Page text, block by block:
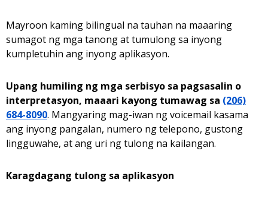
Mayroon kaming bilingual na tauhan na maaaring
sumagot ng mga tanong at tumulong sa inyong
kumpletuhin ang inyong aplikasyon.
Upang humiling ng mga serbisyo sa pagsasalin o
interpretasyon, maaari kayong tumawag sa (206)
684-8090. Mangyaring mag-iwan ng voicemail kasama
ang inyong pangalan, numero ng telepono, gustong
lingguwahe, at ang uri ng tulong na kailangan.
Karagdagang tulong sa aplikasyon